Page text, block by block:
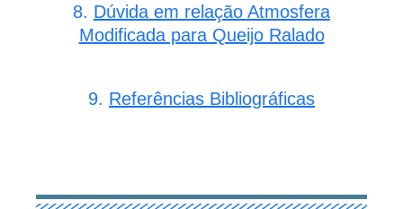
8. Dúvida em relação Atmosfera
Modificada para Queijo Ralado
9. Referências Bibliográficas